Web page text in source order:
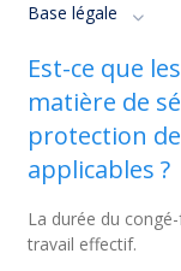
Base légale
Est-ce que
matière de
protection
applicables ?
La durée du
travail effectif.